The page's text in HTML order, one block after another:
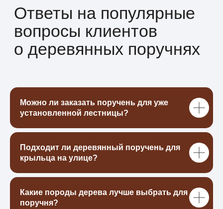
Можно ли заказать поручень для уже
установленной лестницы?
Подходит ли деревянный поручень для
крыльца на улице?
Какие породы дерева лучше выбрать для
поручня?
Готовы обсудить ваш
расчёт стоимости, подберём материалы и
предложим лучшее решение под ваш
интерьер.